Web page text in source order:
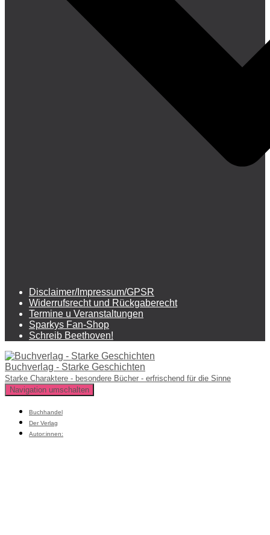
Disclaimer/Impressum/GPSR
Widerrufsrecht und Rückgaberecht
Termine u Veranstaltungen
Sparkys Fan-Shop
Schreib Beethoven!
Buchverlag - Starke Geschichten
Starke Charaktere - besondere Bücher - erfrischend für die Sinne
Navigation umschalten
Buchhandel
Der Verlag
Autor:innen: